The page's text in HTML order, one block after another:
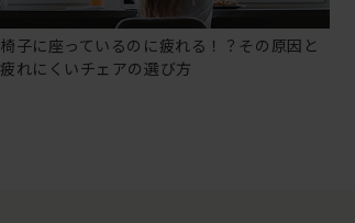
椅子に座っているのに疲れる！？その原因と
疲れにくいチェアの選び方